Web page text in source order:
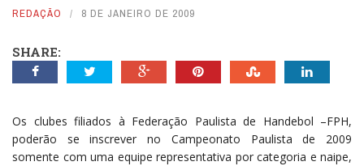
REDAÇÃO 8 DE JANEIRO DE 2009
SHARE:
Os clubes filiados à Federação Paulista de Handebol –FPH,
poderão se inscrever no Campeonato Paulista de 2009
somente com uma equipe representativa por categoria e naipe,